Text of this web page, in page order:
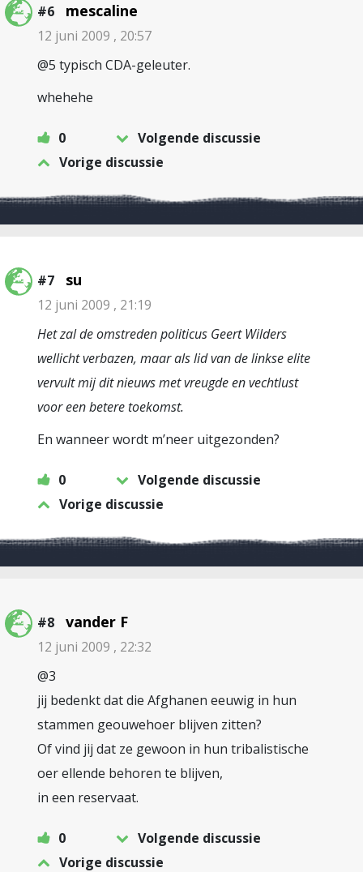
#6 mescaline
12 juni 2009 , 20:57
@5 typisch CDA-geleuter.
whehehe
0
Volgende discussie
Vorige discussie
#7 su
12 juni 2009 , 21:19
Het zal de omstreden politicus Geert Wilders
wellicht verbazen, maar als lid van de linkse elite
vervult mij dit nieuws met vreugde en vechtlust
voor een betere toekomst.
En wanneer wordt m’neer uitgezonden?
0
Volgende discussie
Vorige discussie
#8 vander F
12 juni 2009 , 22:32
@3
jij bedenkt dat die Afghanen eeuwig in hun
stammen geouwehoer blijven zitten?
Of vind jij dat ze gewoon in hun tribalistische
oer ellende behoren te blijven,
in een reservaat.
0
Volgende discussie
Vorige discussie